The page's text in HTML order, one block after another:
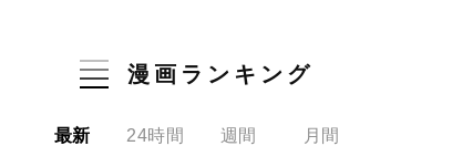
漫画ランキング
最新 24時間 週間 月間